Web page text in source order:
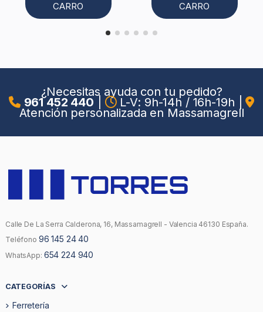
CARRO
CARRO
¿Necesitas ayuda con tu pedido?
961 452 440 L-V: 9h-14h / 16h-19h
Atención personalizada en Massamagrell
Calle De La Serra Calderona, 16, Massamagrell - Valencia 46130 España.
Teléfono 96 145 24 40
WhatsApp: 654 224 940
CATEGORÍAS
Ferretería